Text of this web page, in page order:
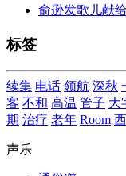
俞逊发歌儿献
标签
续集 电话 领航 深秋
客 不和 高温 管子 大
期 治疗 老年 Room
声乐